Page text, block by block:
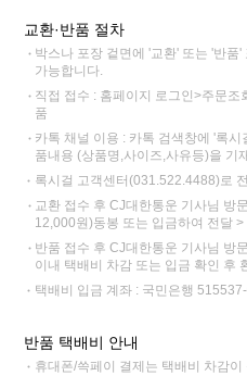
교환·반품 절차
박스나 포장 겉면에 '교환' 또는 '반
가능합니다.
직접 접수 : 홈페이지 로그인>주문
품
카톡 채널 이용 : 카톡 검색창에 '록
품내용 (상품명,사이즈,사유등)을 기
록시걸 고객센터(031.522.4488)로
교환 접수 후 CJ대한통운 기사님 방
12,000원)동봉 또는 입금하여 전달
반품 접수 후 CJ대한통운 기사님 방
이내 택배비 차감 또는 입금 확인 후
택배비 입금 계좌 : 국민은행
반품 택배비 안내
휴대폰/쓱페이 결제는 택배비 차감